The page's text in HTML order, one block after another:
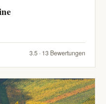
3.5 · 13 Bewertungen